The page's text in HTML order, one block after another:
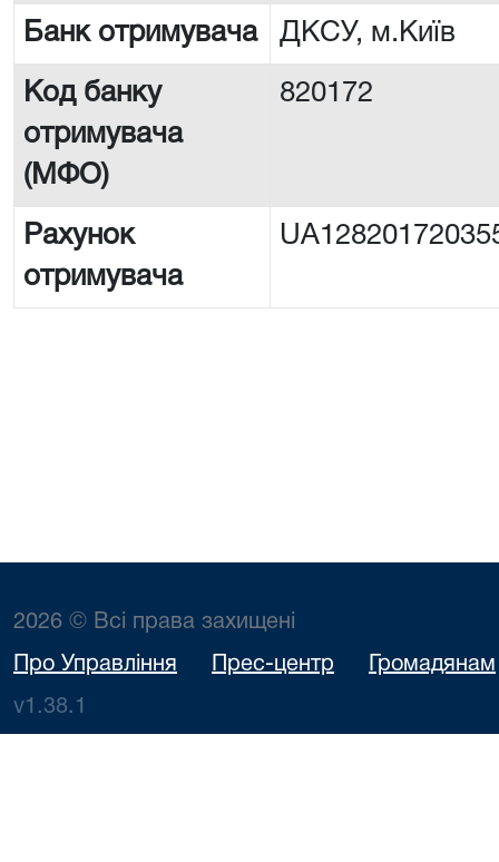
Банк отримувача ДКСУ, м.Київ
Код банку
отримувача
(МФО)
820172
Рахунок
отримувача
2026 © Всі права захищені
Про Управління Прес-центр Громадянам
v1.38.1